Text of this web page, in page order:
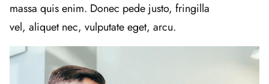
massa quis enim. Donec pede justo, fringilla
vel, aliquet nec, vulputate eget, arcu.